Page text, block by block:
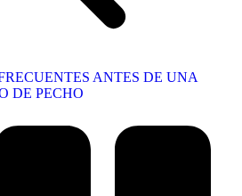
ANTES DE UNA
DE PECHO